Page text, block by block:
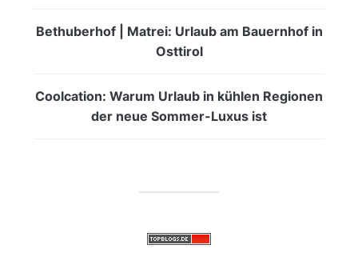
Bethuberhof | Matrei: Urlaub am Bauernhof in
Osttirol
Coolcation: Warum Urlaub in kühlen Regionen
der neue Sommer-Luxus ist